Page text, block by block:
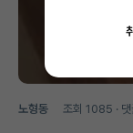
노형동 조회 1085 ·